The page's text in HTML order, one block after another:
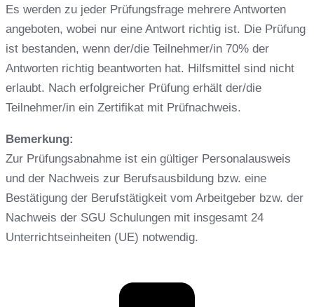
Es werden zu jeder Prüfungsfrage mehrere Antworten
angeboten, wobei nur eine Antwort richtig ist. Die Prüfung
ist bestanden, wenn der/die Teilnehmer/in 70% der
Antworten richtig beantworten hat. Hilfsmittel sind nicht
erlaubt. Nach erfolgreicher Prüfung erhält der/die
Teilnehmer/in ein Zertifikat mit Prüfnachweis.
Bemerkung:
Zur Prüfungsabnahme ist ein gültiger Personalausweis
und der Nachweis zur Berufsausbildung bzw. eine
Bestätigung der Berufstätigkeit vom Arbeitgeber bzw. der
Nachweis der SGU Schulungen mit insgesamt 24
Unterrichtseinheiten (UE) notwendig.